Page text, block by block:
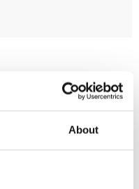
About